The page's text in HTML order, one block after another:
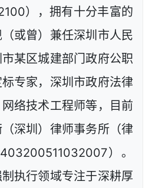
），拥有十分丰富的
或曾）兼任深圳市人民
某区城建部门政府公职
专家，深圳市政府法律
络技术工程师等，目前
深圳）律师事务所（律
）。
执行领域专注于深耕厚